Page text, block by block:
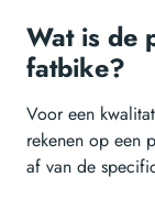
Wat is de
fatbike?
Voor een
rekenen op een
af van de